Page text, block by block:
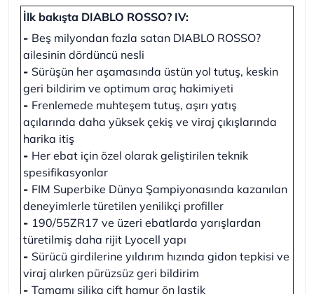
İlk bakışta DIABLO ROSSO? IV:
- Beş milyondan fazla satan DIABLO ROSSO?
ailesinin dördüncü nesli
- Sürüşün her aşamasında üstün yol tutuş, keskin
geri bildirim ve optimum araç hakimiyeti
- Frenlemede muhteşem tutuş, aşırı yatış
açılarında daha yüksek çekiş ve viraj çıkışlarında
harika itiş
- Her ebat için özel olarak geliştirilen teknik
spesifikasyonlar
- FIM Superbike Dünya Şampiyonasında kazanılan
deneyimlerle türetilen yenilikçi profiller
- 190/55ZR17 ve üzeri ebatlarda yarışlardan
türetilmiş daha rijit Lyocell yapı
- Sürücü girdilerine yıldırım hızında gidon tepkisi ve
viraj alırken pürüzsüz geri bildirim
- Tamamı silika çift hamur ön lastik